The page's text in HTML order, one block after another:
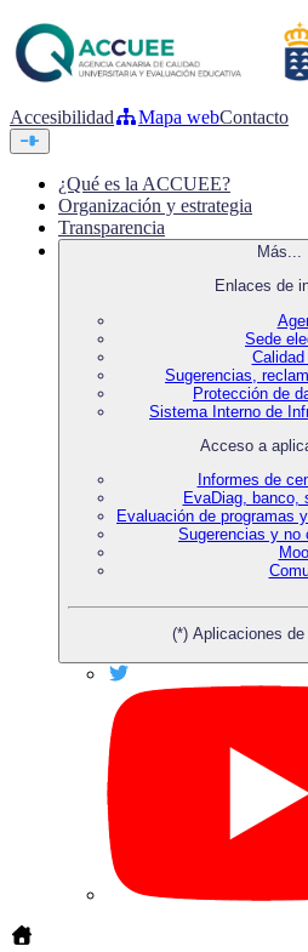
Accesibilidad Mapa webContacto
¿Qué es la ACCUEE?
Organización y estrategia
Transparencia
Más...
Enlaces de
Sede
Sugerencias,
Protección de
Sistema Interno de
Acceso a
Informes de
EvaDiag, banco,
Evaluación de programas
Sugerencias y no
(*) Aplicaciones